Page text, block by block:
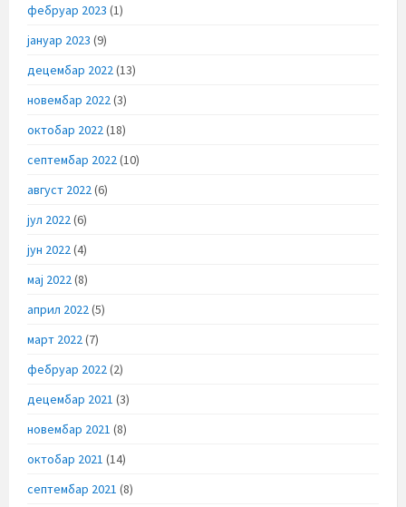
фебруар 2023 (1)
јануар 2023 (9)
децембар 2022(13)
новембар 2022(3)
октобар 2022(18)
септембар 2022(10)
август 2022(6)
јул 2022(6)
јун 2022(4)
мај 2022(8)
април 2022(5)
март 2022(7)
фебруар 2022(2)
децембар 2021 (3)
новембар 2021 (8)
октобар 2021 (14)
септембар 2021 (8)